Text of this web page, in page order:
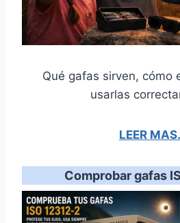
Qué gafas sirven, cómo
usarlas
LEER
Comprobar gafas